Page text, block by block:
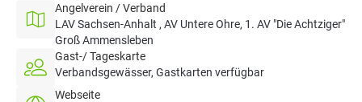
Angelverein / Verband
LAV Sachsen-Anhalt , AV Untere Ohre, 1. AV "Die Achtziger"
Groß Ammensleben
Gast-/ Tageskarte
Verbandsgewässer, Gastkarten verfügbar
Webseite